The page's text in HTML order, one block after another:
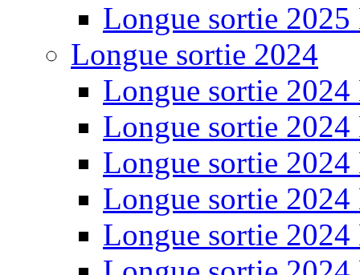
Longue sortie 2025
Longue sortie 2024
Longue sortie 2024
Longue sortie 2024
Longue sortie 2024
Longue sortie 2024
Longue sortie 2024